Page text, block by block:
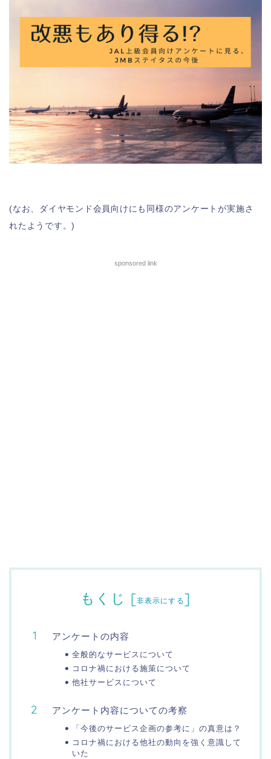
(なお、ダイヤモンド会員向けにも同様のアンケートが実施さ
れたようです。)
sponsored link
もくじ [非表示にする]
アンケートの内容
全般的なサービスについて
コロナ禍における施策について
他社サービスについて
アンケート内容についての考察
「今後のサービス企画の参考に」の真意は？
コロナ禍における他社の動向を強く意識して
いた